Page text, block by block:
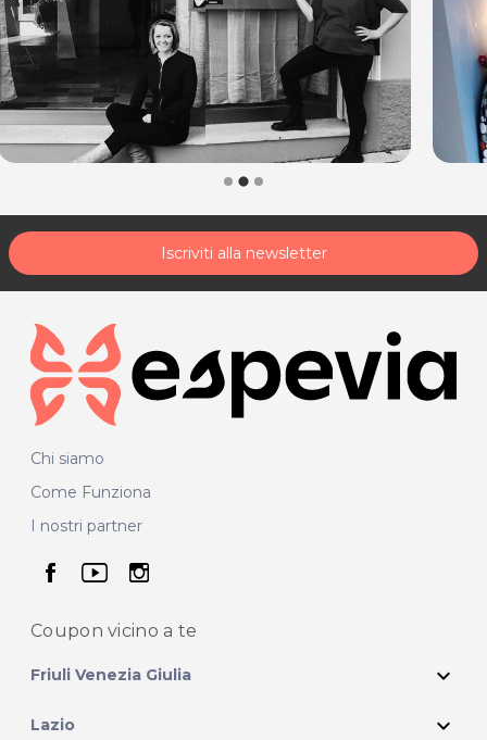
Iscriviti alla newsletter
Chi siamo
Come Funziona
I nostri partner
seguici su facebook
seguici su youtube
seguici su instagram
Coupon vicino a te
Friuli Venezia Giulia expand_more
Lazio expand_more